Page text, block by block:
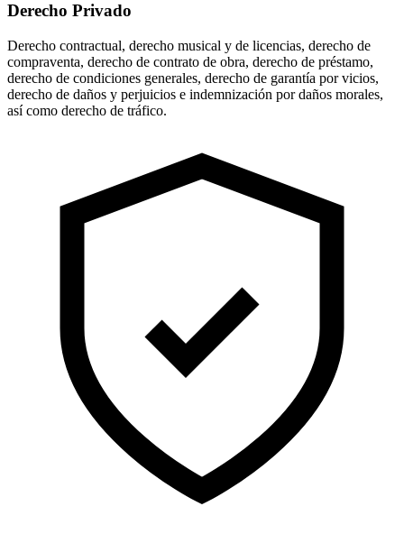
Derecho Privado
Derecho contractual, derecho musical y de licencias, derecho de
compraventa, derecho de contrato de obra, derecho de préstamo,
derecho de condiciones generales, derecho de garantía por vicios,
derecho de daños y perjuicios e indemnización por daños morales,
así como derecho de tráfico.